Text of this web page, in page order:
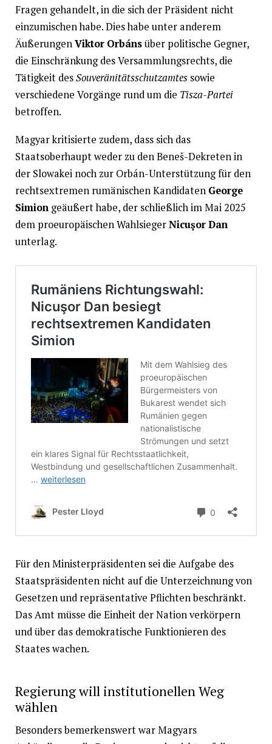
Fragen gehandelt, in die sich der Präsident nicht
einzumischen habe. Dies habe unter anderem
ÄußerungenViktor Orbánsüber politische Gegner,
die Einschränkung des Versammlungsrechts, die
Tätigkeit desSouveränitätsschutzamtessowie
verschiedene Vorgänge rund um die Tisza-Partei
betroffen.
Magyar kritisierte zudem, dass sich das
Staatsoberhaupt weder zu den Beneš-Dekreten in
der Slowakei noch zur Orbán-Unterstützung für den
rechtsextremen rumänischen Kandidaten George
Simiongeäußert habe, der schließlich im Mai 2025
dem proeuropäischen WahlsiegerNicuşor Dan
unterlag.
Für den Ministerpräsidenten sei die Aufgabe des
Staatspräsidenten nicht auf die Unterzeichnung von
Gesetzen und repräsentative Pflichten beschränkt.
Das Amt müsse die Einheit der Nation verkörpern
und über das demokratische Funktionieren des
Staates wachen.
Regierung will institutionellen Weg
wählen
Besonders bemerkenswert war Magyars